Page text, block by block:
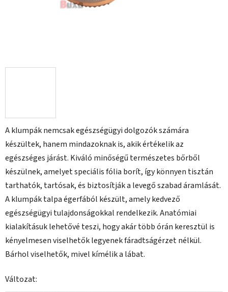
A klumpák nemcsak egészségügyi dolgozók számára
készültek, hanem mindazoknak is, akik értékelik az
egészséges járást. Kiváló minőségű természetes bőrből
készülnek, amelyet speciális fólia borít, így könnyen tisztán
tarthatók, tartósak, és biztosítják a levegő szabad áramlását.
A klumpák talpa égerfából készült, amely kedvező
egészségügyi tulajdonságokkal rendelkezik. Anatómiai
kialakításuk lehetővé teszi, hogy akár több órán keresztül is
kényelmesen viselhetők legyenek fáradtságérzet nélkül.
Bárhol viselhetők, mivel kímélik a lábat.
Változat: